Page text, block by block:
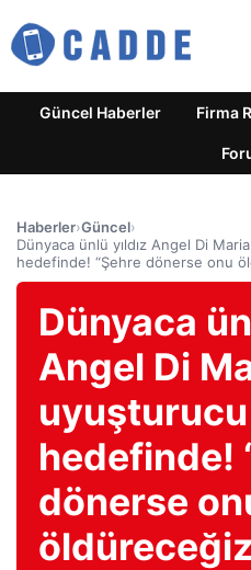
Güncel Haberler Firma
Haberler›Güncel›
Dünyaca ünlü yıldız Angel Di
hedefinde! “Şehre dönerse onu
Dünyaca
Angel Di
hedefinde!
dönerse